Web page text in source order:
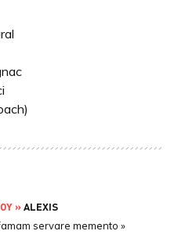
»ALEXIS
servare memento »